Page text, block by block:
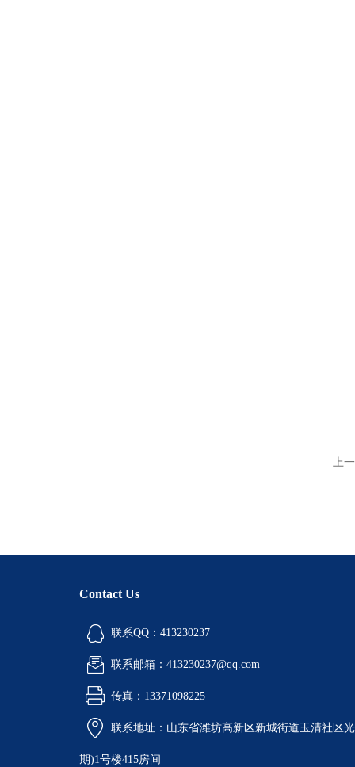
上
Contact Us
联系QQ：413230237
联系邮箱：413230237@qq.com
传真：13371098225
联系地址：山东省潍坊高新区新城街道玉清社区
期)1号楼415房间